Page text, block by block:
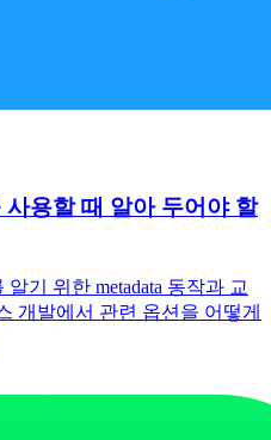
용할 때 알아 두어야 할
기 위한 metadata 동작과 교
개발에서 관련 옵션을 어떻게